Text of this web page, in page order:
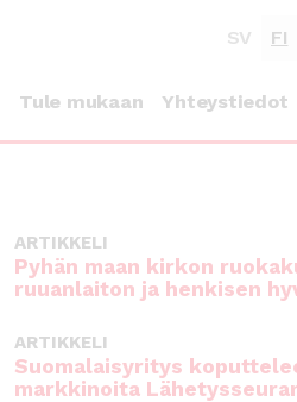
SV FI
Tule mukaan Yhteystiedot
ARTIKKELI
Pyhän maan kirkon
ruuanlaiton ja henkisen
ARTIKKELI
Suomalaisyritys
markkinoita